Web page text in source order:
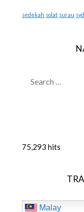
sedekah solat surau
FOR:
75,293 hits
Malay